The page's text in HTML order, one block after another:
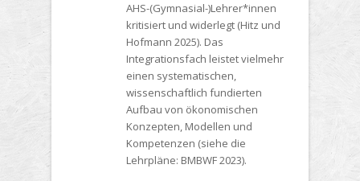
AHS-(Gymnasial-)Lehrer*innen
kritisiert und widerlegt (Hitz und
Hofmann 2025). Das
Integrationsfach leistet vielmehr
einen systematischen,
wissenschaftlich fundierten
Aufbau von ökonomischen
Konzepten, Modellen und
Kompetenzen (siehe die
Lehrpläne: BMBWF 2023).